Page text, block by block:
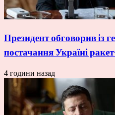
Президент обговорив із
постачання Україні
4 години назад